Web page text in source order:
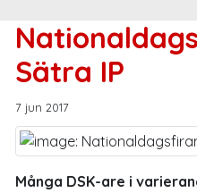
Sätra IP
7 jun 2017
Många DSK-are i